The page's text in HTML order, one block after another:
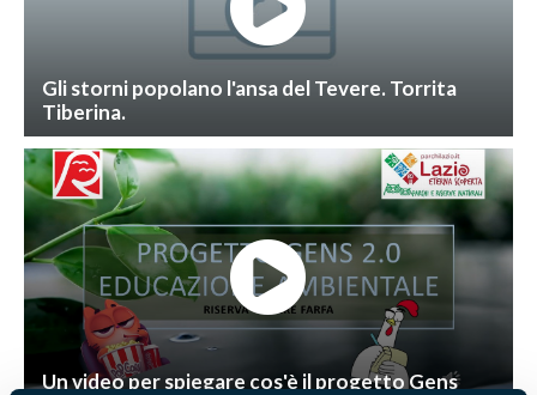
Gli storni popolano l'ansa del Tevere. Torrita
Tiberina.
Un video per spiegare cos'è il progetto Gens